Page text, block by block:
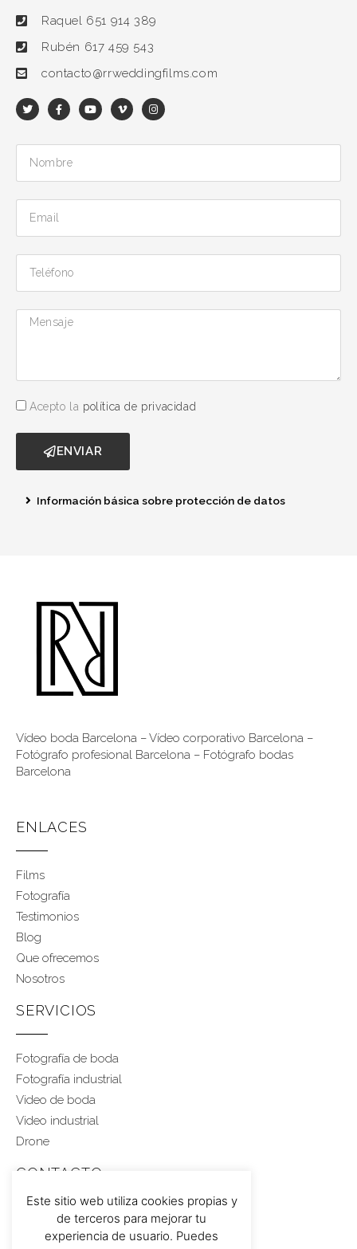
Raquel 651 914 389
Rubén 617 459 543
contacto@rrweddingfilms.com
Acepto la política de privacidad
ENVIAR
Información básica sobre protección de datos
Vídeo boda Barcelona –Vídeo corporativo Barcelona –
Fotógrafo profesional Barcelona – Fotógrafo bodas
Barcelona
ENLACES
Films
Fotografía
Testimonios
Blog
Que ofrecemos
Nosotros
SERVICIOS
Fotografía de boda
Fotografía industrial
Video de boda
Video industrial
Drone
CONTACTO
Rubén 617 459 543
Este sitio web utiliza cookies propias y
de terceros para mejorar tu
experiencia de usuario. Puedes